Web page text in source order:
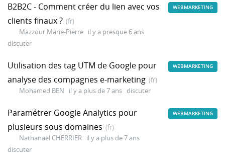
B2B2C - Comment créer du lien avec vos
clients finaux ? (fr)
Mazzour Marie-Pierre il y a presque 6 ans
discuter
WEBMARKETING
Utilisation des tag UTM de Google pour
analyse des compagnes e-marketing (fr)
Mohamed BEN il y a plus de 7 ans discuter
WEBMARKETING
Paramétrer Google Analytics pour
plusieurs sous domaines (fr)
Nathanaël CHERRIER il y a plus de 7 ans
discuter
WEBMARKETING